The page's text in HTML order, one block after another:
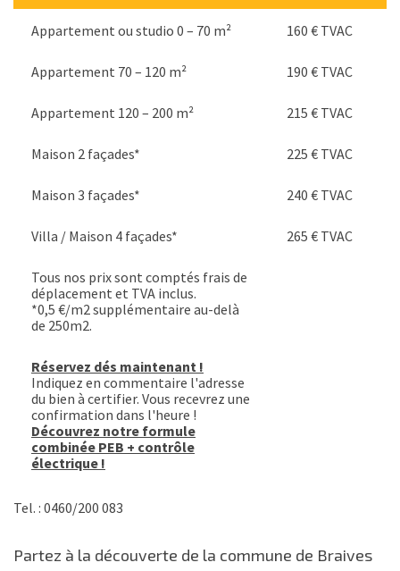
Appartement ou studio 0 – 70 m² 160 € TVAC
Appartement 70 – 120 m² 190 € TVAC
Appartement 120 – 200 m² 215 € TVAC
Maison 2 façades* 225 € TVAC
Maison 3 façades* 240 € TVAC
Villa / Maison 4 façades* 265 € TVAC
Tous nos prix sont comptés frais de
déplacement et TVA inclus.
*0,5 €/m2 supplémentaire au-delà
de 250m2.
Réservez dés maintenant !
Indiquez en commentaire l'adresse
du bien à certifier. Vous recevrez une
confirmation dans l'heure !
Découvrez notre formule
combinée PEB + contrôle
électrique !
Tel. : 0460/200 083
Partez à la découverte de la commune de Braives